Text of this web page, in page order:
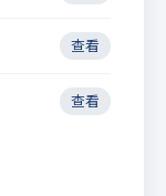
查看
查看